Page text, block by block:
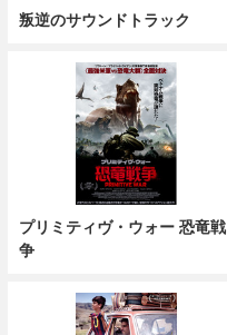
叛逆のサウンドトラック
プリミティヴ・ウォー 恐竜戦
争